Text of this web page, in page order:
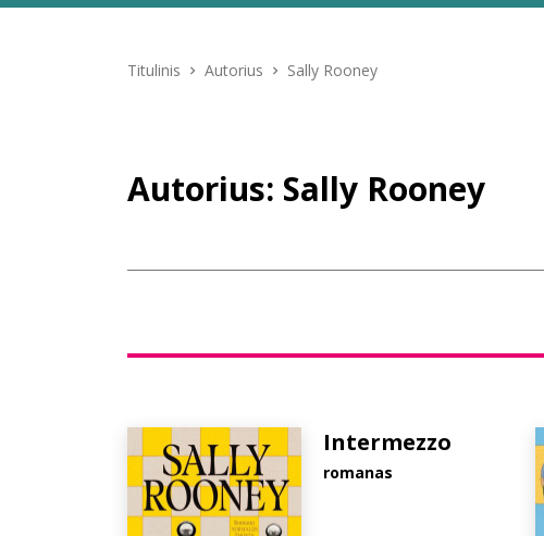
Titulinis Autorius Sally Rooney
Autorius: Sally Rooney
Intermezzo
romanas